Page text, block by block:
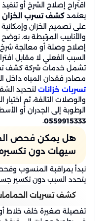
اقتراح إصلاح الشرخ أو
يعتمد كشف تسرب الخزان
على تصميم الخزان
والأنابيب المرتبطة به.
إصلاح وصلة أو معالجة
السبب الفعلي لا مقابل
تشمل خدمات شركة كشف
مصادر فقدان المياه داخل
تسربات خزانات لتحديد
والوصلات التالفة، ثم
الرطوبة إلى الجدران أو
0559915333
.
هل يمكن فحص
سيهات دون
نبدأ بمراقبة المنسوب
يتحدد السبب دون تكسير
كشف تسربات
تفصيلة صغيرة خلف خلاط